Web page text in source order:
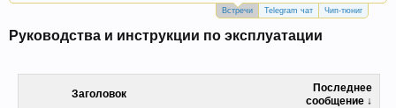
Внимание, новые участники нашего клуба!
Присоединяйтесь.
Чип-тюнинг (прошивка) дизелей от
Встречи Telegram чат Чип-тюниг
Руководства и инструкции по эксплуатации
Заголовок
Последнее
сообщение ↓